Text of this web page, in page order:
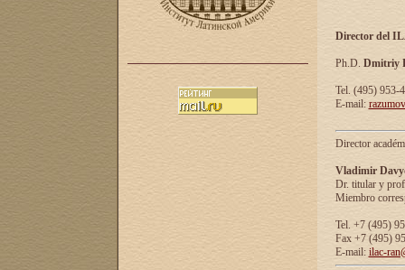
Director del
Ph.D. Dmitriy
Tel. (495) 953-
E-mail:
Director
Vladimir
Dr. titular y
Miembro
Tel. +7 (495)
Fax +7 (495)
E-mail: ilac-